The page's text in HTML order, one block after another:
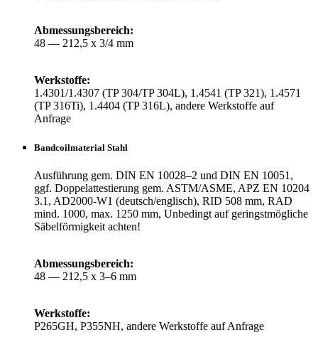
Abmes­sungs­be­reich:
48 — 212,5 x 3/4 mm
Werk­stoffe:
1.4301/1.4307 (TP 304/TP 304L), 1.4541 (TP 321), 1.4571
(TP 316Ti), 1.4404 (TP 316L), andere Werk­stoffe auf
Anfrage
Band­coil­ma­te­rial Stahl
Aus­füh­rung gem. DIN EN 10028–2 und DIN EN 10051,
ggf. Dop­pel­at­tes­tie­rung gem. ASTM/ASME, APZ EN 10204
3.1, AD2000-W1 (deutsch/englisch), RID 508 mm, RAD
mind. 1000, max. 1250 mm, Unbe­dingt auf geringst­mög­liche
Säbel­för­mig­keit achten!
Abmes­sungs­be­reich:
48 — 212,5 x 3–6 mm
Werk­stoffe:
P265GH, P355NH, andere Werk­stoffe auf Anfrage